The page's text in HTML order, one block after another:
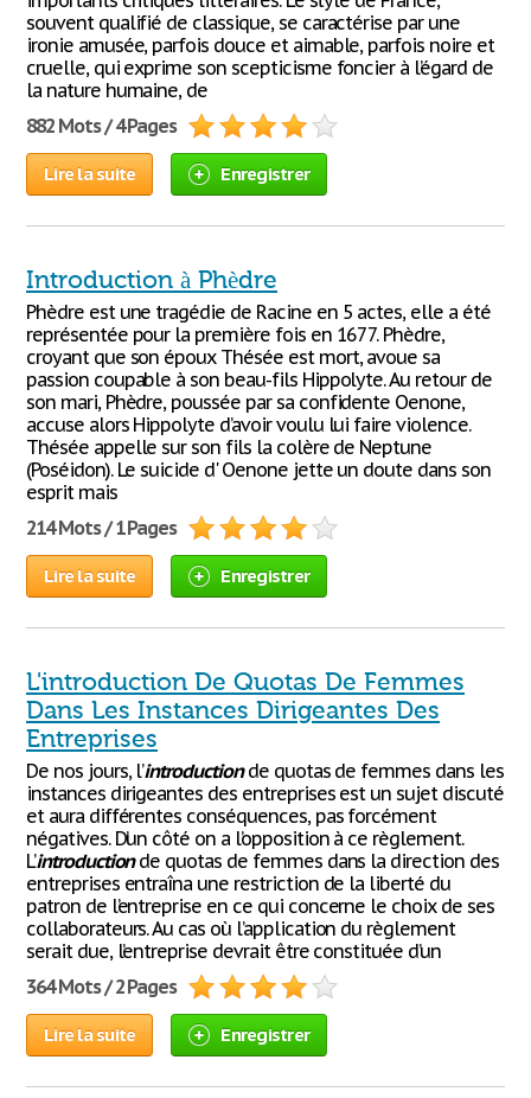
souvent qualifié de classique, se caractérise par une
ironie amusée, parfois douce et aimable, parfois noire et
cruelle, qui exprime son scepticisme foncier à l’égard de
la nature humaine, de
882 Mots / 4 Pages
Lire la suite Enregistrer
Introduction à Phèdre
Phèdre est une tragédie de Racine en 5 actes, elle a été
représentée pour la première fois en 1677. Phèdre,
croyant que son époux Thésée est mort, avoue sa
passion coupable à son beau-fils Hippolyte. Au retour de
son mari, Phèdre, poussée par sa confidente Oenone,
accuse alors Hippolyte d’avoir voulu lui faire violence.
Thésée appelle sur son fils la colère de Neptune
(Poséidon). Le suicide d' Oenone jette un doute dans son
esprit mais
214 Mots / 1 Pages
Lire la suite Enregistrer
L'introduction De Quotas De Femmes
Dans Les Instances Dirigeantes Des
Entreprises
De nos jours, l’introductionde quotas de femmes dans les
instances dirigeantes des entreprises est un sujet discuté
et aura différentes conséquences, pas forcément
négatives. D’un côté on a l’opposition à ce règlement.
L’introductionde quotas de femmes dans la direction des
entreprises entraîna une restriction de la liberté du
patron de l’entreprise en ce qui concerne le choix de ses
collaborateurs. Au cas où l’application du règlement
serait due, l’entreprise devrait être constituée d’un
364 Mots / 2 Pages
Lire la suite Enregistrer